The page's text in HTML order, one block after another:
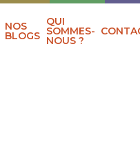
NOS
BLOGS
QUI
SOMMES-
NOUS ?